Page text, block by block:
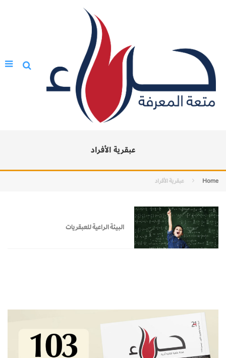
عبقرية الأفراد
Home عبقرية الأفراد
البيئة الراعية للعبقريات